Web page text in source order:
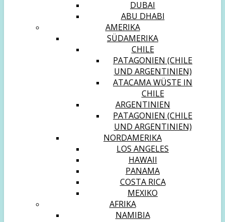
DUBAI
ABU DHABI
AMERIKA
SÜDAMERIKA
CHILE
PATAGONIEN (CHILE
UND ARGENTINIEN)
ATACAMA WÜSTE IN
CHILE
ARGENTINIEN
PATAGONIEN (CHILE
UND ARGENTINIEN)
NORDAMERIKA
LOS ANGELES
HAWAII
PANAMA
COSTA RICA
MEXIKO
AFRIKA
NAMIBIA